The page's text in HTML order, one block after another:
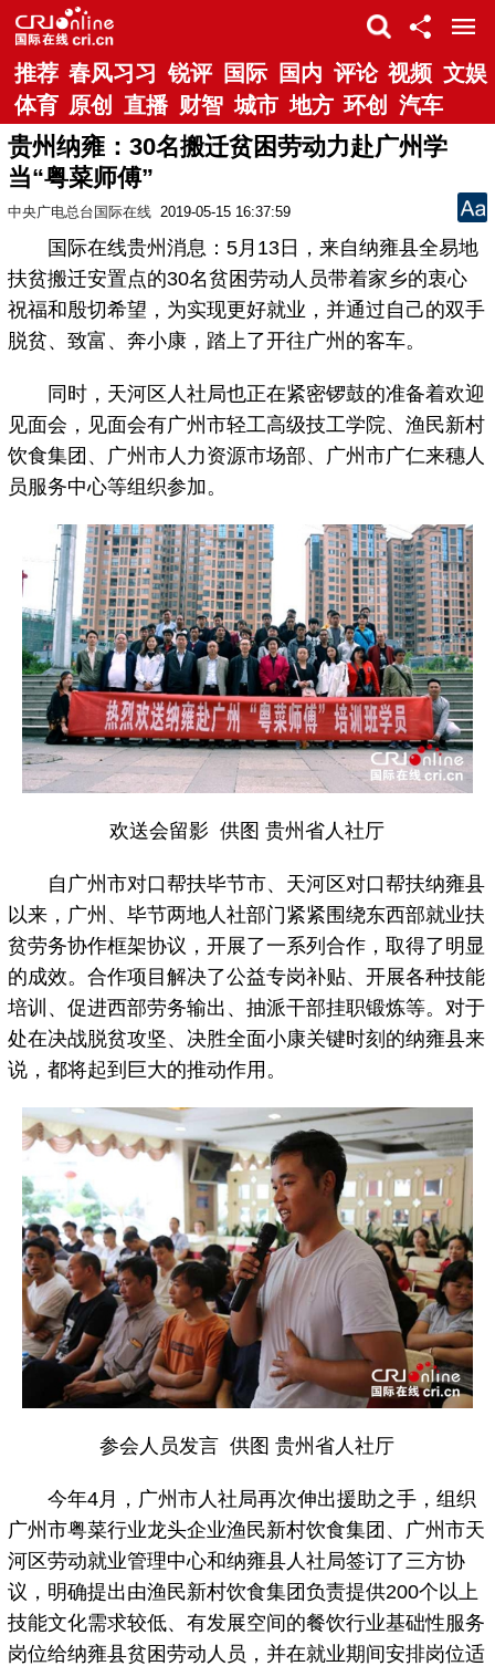
推荐 春风习习 锐评 国际 国内 评论 视频 文娱
体育 原创 直播 财智 城市 地方 环创 汽车
贵州纳雍：30名搬迁贫困劳动力赴广州学
当“粤菜师傅”
中央广电总台国际在线 2019-05-15 16:37:59
国际在线贵州消息：5月13日，来自纳雍县全易地
扶贫搬迁安置点的30名贫困劳动人员带着家乡的衷心
祝福和殷切希望，为实现更好就业，并通过自己的双手
脱贫、致富、奔小康，踏上了开往广州的客车。
同时，天河区人社局也正在紧密锣鼓的准备着欢迎
见面会，见面会有广州市轻工高级技工学院、渔民新村
饮食集团、广州市人力资源市场部、广州市广仁来穗人
员服务中心等组织参加。
欢送会留影 供图 贵州省人社厅
自广州市对口帮扶毕节市、天河区对口帮扶纳雍县
以来，广州、毕节两地人社部门紧紧围绕东西部就业扶
贫劳务协作框架协议，开展了一系列合作，取得了明显
的成效。合作项目解决了公益专岗补贴、开展各种技能
培训、促进西部劳务输出、抽派干部挂职锻炼等。对于
处在决战脱贫攻坚、决胜全面小康关键时刻的纳雍县来
说，都将起到巨大的推动作用。
参会人员发言 供图 贵州省人社厅
今年4月，广州市人社局再次伸出援助之手，组织
广州市粤菜行业龙头企业渔民新村饮食集团、广州市天
河区劳动就业管理中心和纳雍县人社局签订了三方协
议，明确提出由渔民新村饮食集团负责提供200个以上
技能文化需求较低、有发展空间的餐饮行业基础性服务
岗位给纳雍县贫困劳动人员，并在就业期间安排岗位适